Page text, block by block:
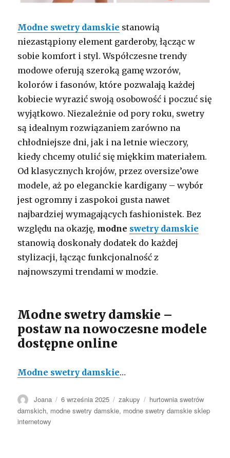
Modne swetry damskie stanowią
niezastąpiony element garderoby, łącząc w
sobie komfort i styl. Współczesne trendy
modowe oferują szeroką gamę wzorów,
kolorów i fasonów, które pozwalają każdej
kobiecie wyrazić swoją osobowość i poczuć się
wyjątkowo. Niezależnie od pory roku, swetry
są idealnym rozwiązaniem zarówno na
chłodniejsze dni, jak i na letnie wieczory,
kiedy chcemy otulić się miękkim materiałem.
Od klasycznych krojów, przez oversize’owe
modele, aż po eleganckie kardigany – wybór
jest ogromny i zaspokoi gusta nawet
najbardziej wymagających fashionistek. Bez
względu na okazję, modne swetry damskie
stanowią doskonały dodatek do każdej
stylizacji, łącząc funkcjonalność z
najnowszymi trendami w modzie.
Modne swetry damskie –
postaw na nowoczesne modele
dostępne online
Modne swetry damskie…
Autor
Joana Opublikowano
6 września 2025 Kategorie
zakupy Tagi
hurtownia swetrów
damskich, modne swetry damskie, modne swetry damskie sklep
internetowy